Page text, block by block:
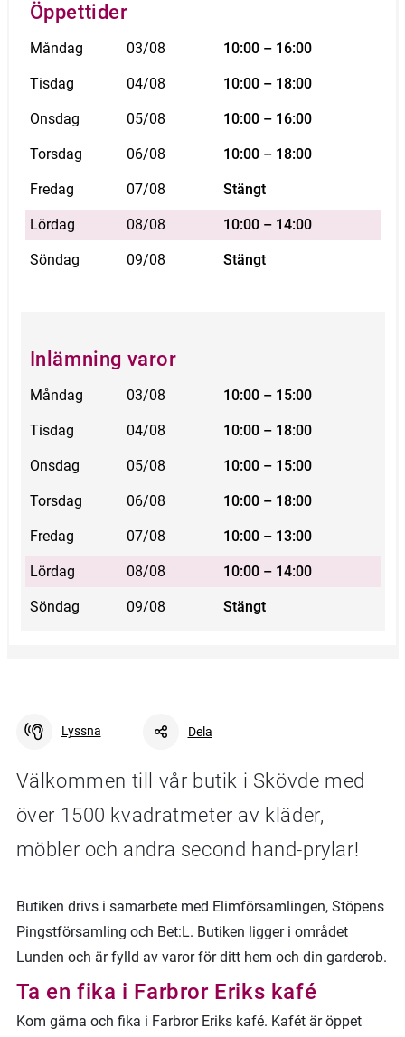
Lyssna Dela
Välkommen till vår butik i Skövde med
över 1500 kvadratmeter av kläder,
möbler och andra second hand-prylar!
Butiken drivs i samarbete med Elimförsamlingen, Stöpens
Pingstförsamling och Bet:L. Butiken ligger i området
Lunden och är fylld av varor för ditt hem och din garderob.
Ta en fika i Farbror Eriks kafé
Kom gärna och fika i Farbror Eriks kafé. Kafét är öppet
Öppettider
Måndag 03/08 10:00 – 16:00
Tisdag 04/08 10:00 – 18:00
Onsdag 05/08 10:00 – 16:00
Torsdag 06/08 10:00 – 18:00
Fredag 07/08 Stängt
Lördag 08/08 10:00 – 14:00
Söndag 09/08 Stängt
Inlämning varor
Måndag 03/08 10:00 – 15:00
Tisdag 04/08 10:00 – 18:00
Onsdag 05/08 10:00 – 15:00
Torsdag 06/08 10:00 – 18:00
Fredag 07/08 10:00 – 13:00
Lördag 08/08 10:00 – 14:00
Söndag 09/08 Stängt